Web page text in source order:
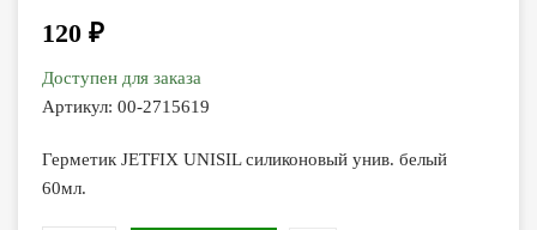
120 ₽
Доступен для заказа
Артикул: 00-2715619
Герметик JETFIX UNISIL силиконовый унив. белый
60мл.